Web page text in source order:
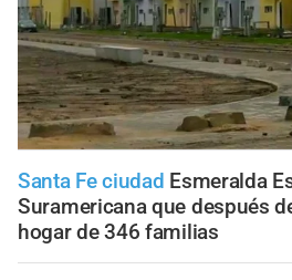
Santa Fe ciudad Esmeralda
Suramericana que después
hogar de 346 familias